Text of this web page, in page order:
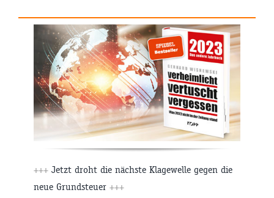
+++ Jetzt droht die nächste Klagewelle gegen die
neue Grundsteuer +++